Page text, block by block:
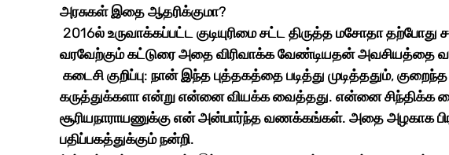
அரசுகள் இதை ஆதரிக்குமா?
வரவேற்கும் கட்டுரை அதை விரிவாக்க வேண்டியதன் அவசியத்தை
கருத்துக்களா என்று என்னை வியக்க வைத்தது. என்னை சிந்திக்க
சூரியநாராயணுக்கு என் அன்பார்ந்த வணக்கங்கள். அதை அழகாக
பதிப்பகத்துக்கும் நன்றி.